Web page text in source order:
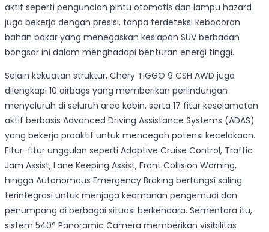
aktif seperti penguncian pintu otomatis dan lampu hazard
juga bekerja dengan presisi, tanpa terdeteksi kebocoran
bahan bakar yang menegaskan kesiapan SUV berbadan
bongsor ini dalam menghadapi benturan energi tinggi.
Selain kekuatan struktur, Chery TIGGO 9 CSH AWD juga
dilengkapi 10 airbags yang memberikan perlindungan
menyeluruh di seluruh area kabin, serta 17 fitur keselamatan
aktif berbasis Advanced Driving Assistance Systems (ADAS)
yang bekerja proaktif untuk mencegah potensi kecelakaan.
Fitur-fitur unggulan seperti Adaptive Cruise Control, Traffic
Jam Assist, Lane Keeping Assist, Front Collision Warning,
hingga Autonomous Emergency Braking berfungsi saling
terintegrasi untuk menjaga keamanan pengemudi dan
penumpang di berbagai situasi berkendara. Sementara itu,
sistem 540° Panoramic Camera memberikan visibilitas